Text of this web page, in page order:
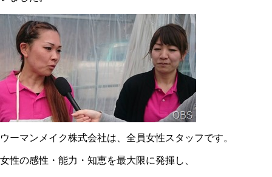
ウーマンメイク株式会社は、全員女性スタッフです。
女性の感性・能力・知恵を最大限に発揮し、